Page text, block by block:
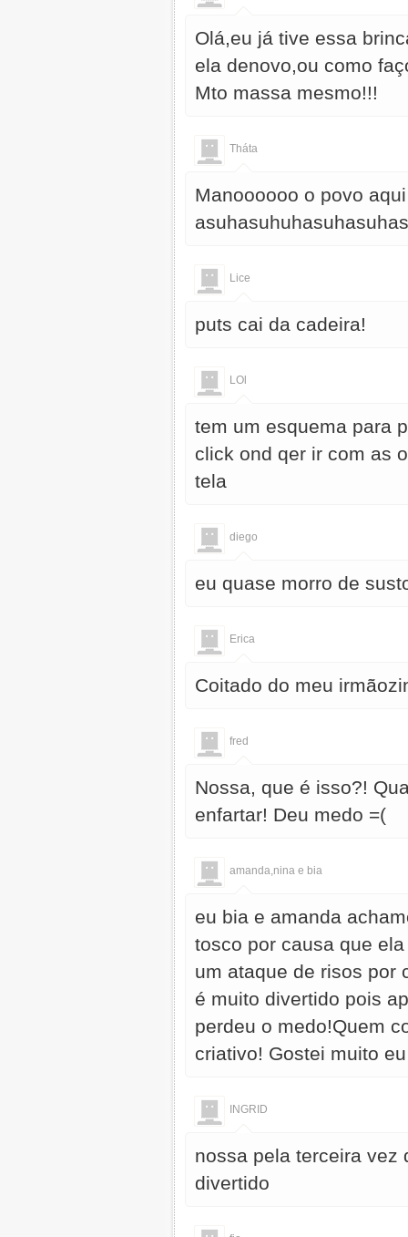
Olá,eu já tive essa
ela denovo,ou como
Mto massa mesmo!!!
Tháta
Manoooooo o povo
Lice
puts cai da cadeira!
LOl
tem um esquema para
click ond qer ir com as
tela
diego
eu quase morro de
Erica
Coitado do meu
fred
Nossa, que é isso?!
enfartar! Deu medo =(
amanda,nina e bia
eu bia e amanda
tosco por causa que
um ataque de risos por
é muito divertido pois
perdeu o medo!Quem
criativo! Gostei muito
INGRID
nossa pela terceira vez
divertido